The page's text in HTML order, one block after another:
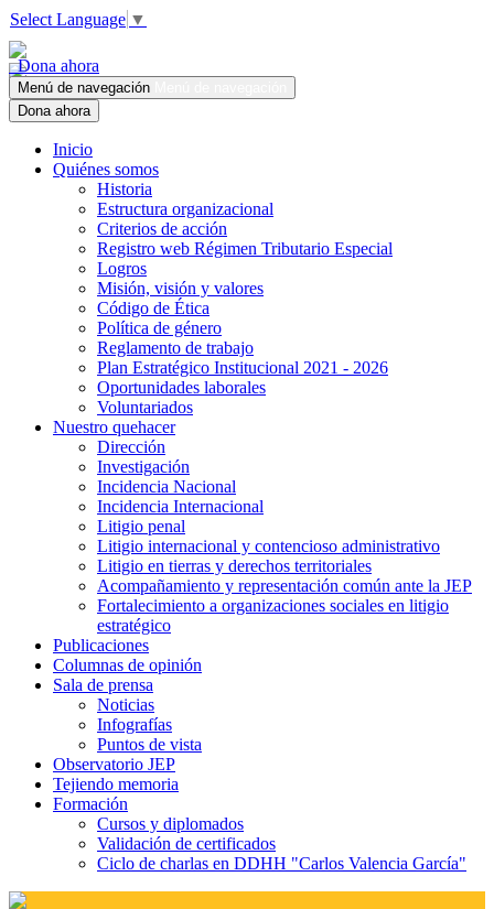
Select Language ▼
Dona ahora
Menú de navegación
Dona ahora
Inicio
Quiénes somos
Historia
Estructura organizacional
Criterios de acción
Registro web Régimen Tributario Especial
Logros
Misión, visión y valores
Código de Ética
Política de género
Reglamento de trabajo
Plan Estratégico Institucional 2021 - 2026
Oportunidades laborales
Voluntariados
Nuestro quehacer
Dirección
Investigación
Incidencia Nacional
Incidencia Internacional
Litigio penal
Litigio internacional y contencioso administrativo
Litigio en tierras y derechos territoriales
Acompañamiento y representación común ante la JEP
Fortalecimiento a organizaciones sociales en litigio
estratégico
Publicaciones
Columnas de opinión
Sala de prensa
Noticias
Infografías
Puntos de vista
Observatorio JEP
Tejiendo memoria
Formación
Cursos y diplomados
Validación de certificados
Ciclo de charlas en DDHH "Carlos Valencia García"